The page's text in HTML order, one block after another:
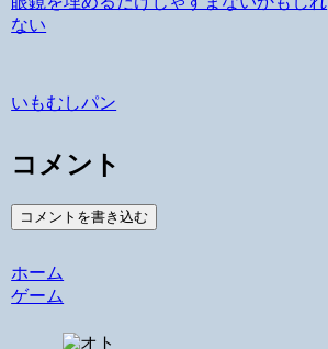
ない
いもむしパン
コメント
コメントを書き込む
ホーム
ゲーム